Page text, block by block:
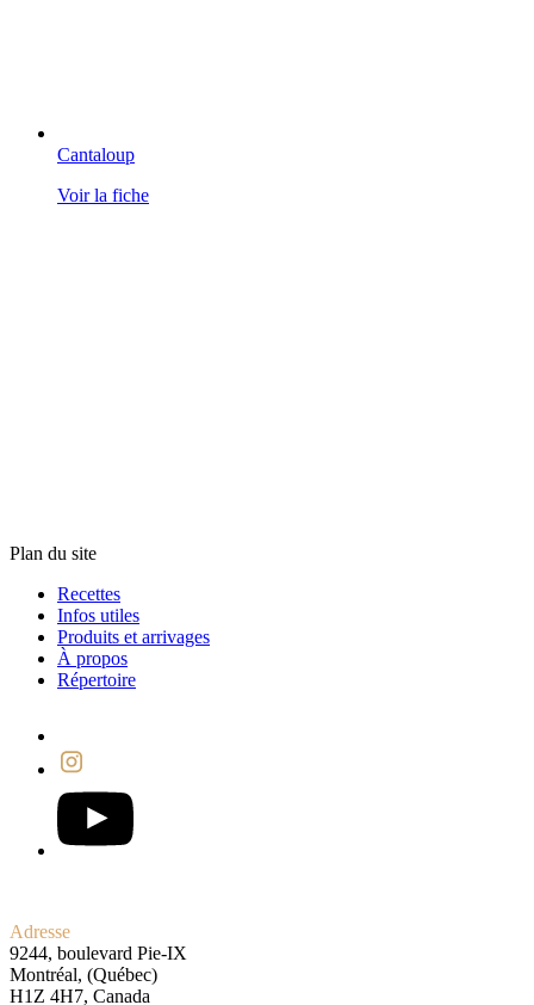
Cantaloup
Voir la fiche
Plan du site
Recettes
Infos utiles
Produits et arrivages
À propos
Répertoire
Adresse
9244, boulevard Pie-IX
Montréal, (Québec)
H1Z 4H7, Canada